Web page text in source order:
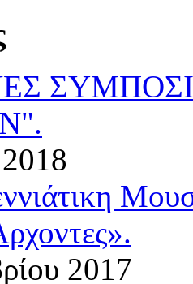
2017